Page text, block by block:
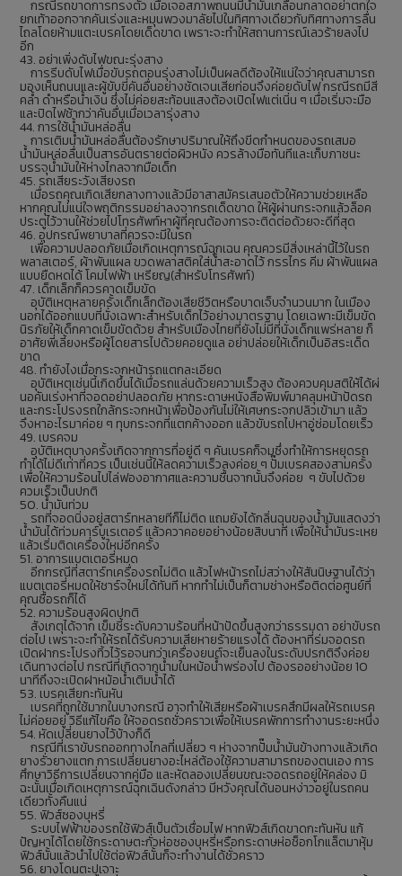
กรณีรถขาดการทรงตัว เมื่อเจอสภาพถนนมีน้ำมันเกลื่อนกลาดอย่าตกใจ
ยกเท้าออกจากคันเร่งและหมุนพวงมาลัยไปในทิศทางเดียวกับทิศทางการลื่น
ไถลโดยห้ามแตะเบรคโดยเด็ดขาด เพราะจะทำให้สถานการณ์เลวร้ายลงไป
อีก
43. อย่าเพิ่งดับไฟขณะรุ่งสาง
การรีบดับไฟเมื่อขับรถตอนรุ่งสางไม่เป็นผลดีต้องให้แน่ใจว่าคุณสามารถ
มองเห็นถนนและผู้ขับขี่คันอื่นอย่างชัดเจนเสียก่อนจึงค่อยดับไฟ กรณีรถมีสี
คล้ำ ดำหรือน้ำเงิน ซึ่งไม่ค่อยสะท้อนแสงต้องเปิดไฟแต่เนิ่น ๆ เมื่อเริ่มจะมือ
และปิดไฟช้ากว่าคันอื่นเมื่อเวลารุ่งสาง
44. การใช้น้ำมันหล่อลื่น
การเติมน้ำมันหล่อลื่นต้องรักษาปริมาณให้ถึงขีดกำหนดของรถเสมอ
น้ำมันหล่อลื่นเป็นสารอันตรายต่อผิวหนัง ควรล้างมือทันทีและเก็บภาชนะ
บรรจุน้ำมันให้ห่างไกลจากมือเด็ก
45. รถเสียระวังเสียงรถ
เมื่อรถคุณเกิดเสียกลางทางแล้วมีอาสาสมัครเสนอตัวให้ความช่วยเหลือ
หากคุณไม่แน่ใจพฤติกรรมอย่าลงจากรถเด็ดขาด ให้ผู้ผ่านกระจกแล้วล็อค
ประตูไว้วานให้ช่วยไปโทรศัพท์หาผู้ที่คุณต้องการจะติดต่อด้วยจะดีที่สุด
46. อุปกรณ์พยาบาลที่ควรจะมีในรถ
เพื่อความปลอดภัยเมื่อเกิดเหตุการณ์ฉุกเฉน คุณควรมีสิ่งเหล่านี้ไว้ในรถ
พลาสเตอร์, ผ้าพันแผล ขวดพลาสติคใส่น้ำสะอาดไว้ กรรไกร คีม ผ้าพันแผล
แบบยืดหดได้ โคมไฟฟ้า เหรียญ(สำหรับโทรศัพท์)
47. เด็กเล็กก็ควรคาดเข็มขัด
อุบัติเหตุหลายครั้งเด็กเล็กต้องเสียชีวิตหรือบาดเจ็บจำนวนมาก ในเมือง
นอกได้ออกแบบที่นั่งเฉพาะสำหรับเด็กไว้อย่างมาตรฐาน โดยเฉพาะมีเข็มขัด
นิรภัยให้เด็กคาดเข็มขัดด้วย สำหรับเมืองไทยที่ยังไม่มีที่นั่งเด็กแพร่หลาย ก็
อาศัยพี่เลี้ยงหรือผู้โดยสารไปด้วยคอยดูแล อย่าปล่อยให้เด็กเป็นอิสระเด็ด
ขาด
48. ทำยังไงเมื่อกระจกหน้ารถแตกละเอียด
อุบัติเหตุเช่นนี้เกิดขึ้นได้เมื่อรถแล่นด้วยความเร็วสูง ต้องควบคุมสติให้ได้ผ่
นอคันเร่งหาที่จอดอย่าปลอดภัย หากระดาษหนังสือพิมพ์มาคลุมหน้าปัดรถ
และกระโปรงรถใกล้กระจกหน้าเพื่อป้องกันไม่ให้เศษกระจกปลิวเข้ามา แล้ว
จึงหาอะไรมาค่อย ๆ ทุบกระจกที่แตกค้างออก แล้วขับรถไปหาอู่ซ่อมโดยเร็ว
49. เบรคจม
อุบัติเหตุบางครั้งเกิดจากการที่อยู่ดี ๆ คันเบรคก็จมซึ่งทำให้การหยุดรถ
ทำได้ไม่ดีเท่าที่ควร เป็นเช่นนี้ให้ลดความเร็วลงค่อย ๆ ปั๊มเบรคสองสามครั้ง
เพื่อให้ความร้อนไปไล่ฟองอากาศและความชื้นจากนั้นจึงค่อย ๆ ขับไปด้วย
ควมเร็วเป็นปกติ
50. น้ำมันท่วม
รถที่จอดนิ่งอยู่สตาร์ทหลายทีก็ไม่ติด แถมยังได้กลิ่นฉุนของน้ำมันแสดงว่า
น้ำมันได้ท่วมคาร์บูเรเตอร์ แล้วควาคอยอย่างน้อยสิบนาที เพื่อให้น้ำมันระเหย
แล้วเริ่มติดเครื่องใหม่อีกครั้ง
51. อาการแบตเตอรี่หมด
อีกกรณีที่สตาร์ทเครื่องรถไม่ติด แล้วไฟหน้ารถไม่สว่างให้สันนิษฐานได้ว่า
แบตเตอรี่หมดให้ชาร์จใหม่ได้ทันที หากทำไม่เป็นก็ตามช่างหรือติดต่อศูนย์ที่
คุณซื้อรถก็ได้
52. ความร้อนสูงผิดปกติ
สังเกตุได้จาก เข็มชี้ระดับความร้อนที่หน้าปัดขึ้นสูงกว่าธรรมดา อย่าขับรถ
ต่อไป เพราะจะทำให้รถได้รับความเสียหายร้ายแรงได้ ต้องหาที่ร่มจอดรถ
เปิดฝากระโปรงทิ้วไว้รอจนกว่าเครื่องยนต์จะเย็นลงในระดับปรกติจึงค่อย
เดินทางต่อไป กรณีที่เกิดจากน้ำมในหม้อน้ำพร่องไป ต้องรออย่างน้อย 10
นาทีถึงจะเปิดฝาหม้อน้ำเติมน้ำได้
53. เบรคเสียกะทันหัน
เบรคที่ถูกใช้มากในบางกรณี อาจทำให้เสียหรือผ้าเบรคสึกมีผลให้รถเบรค
ไม่ค่อยอยู่ วิธีแก้ไขคือ ให้จอดรถชั่วคราวเพื่อให้เบรคพักการทำงานระยะหนึ่ง
54. หัดเปลี่ยนยางไว้บ้างก็ดี
กรณีที่เราขับรถออกทางไกลที่เปลี่ยว ๆ ห่างจากปั๊มน้ำมันข้างทางแล้วเกิด
ยางรั่วยางแตก การเปลี่ยนยางอะไหล่ต้องใช้ความสามารถของตนเอง การ
ศึกษาวิธีการเปลี่ยนจากคู่มือ และหัดลองเปลี่ยนขณะจอดรถอยู่ให้คล่อง มิ
ฉะนั้นเมื่อเกิดเหตุการณ์ฉุกเฉินดังกล่าว มีหวังคุณได้นอนหง่าวอยู่ในรถคน
เดียวทั้งคืนแน่
55. ฟิวส์ซองบุหรี่
ระบบไฟฟ้าของรถใช้ฟิวส์เป็นตัวเชื่อมไฟ หากฟิวส์เกิดขาดกะทันหัน แก้
ปัญหาได้โดยใช้กระดาษตะกั่วห่อซองบุหรี่หรือกระดาษห่อช็อกโกแล็ตมาหุ้ม
ฟิวส์นั้นแล้วนำไปใช้ต่อฟิวส์นั้นก็จะทำงานได้ชั่วคราว
56. ยางโดนตะปูเจาะ